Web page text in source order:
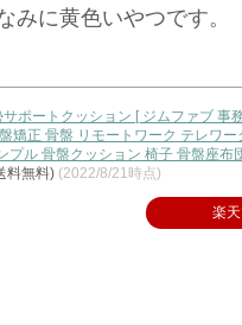
みに黄色いやつです。
サポートクッション [ ジムファブ 事
矯正 骨盤 リモートワーク テレワ
プル 骨盤クッション 椅子 骨盤座布
料無料) (2022/8/21時点)
楽